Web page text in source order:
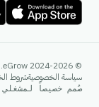
© 2024-2026 eGrow. جميع الحقوق محفوظة.
سياسة الخصوصيةشروط
صُمم خصيصاً لمشغلي